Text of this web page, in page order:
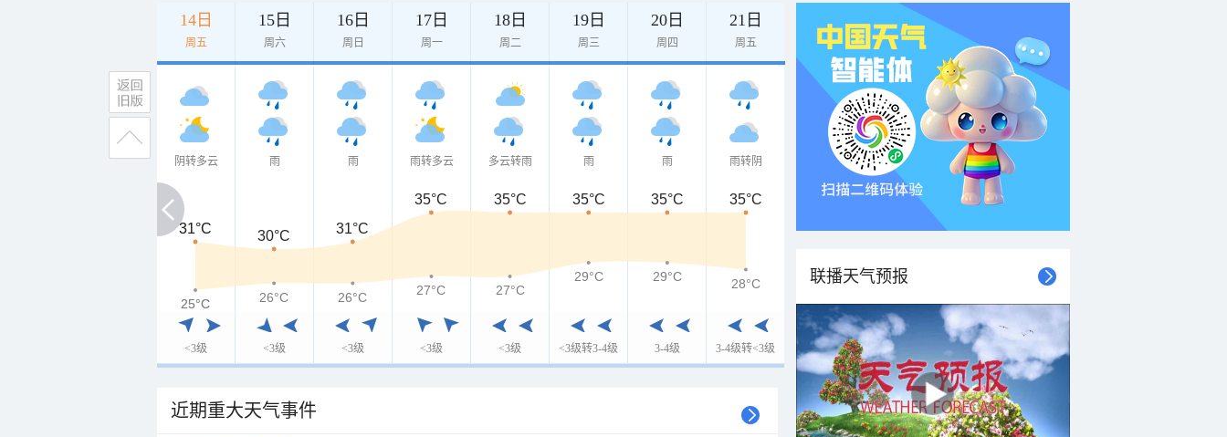
14日
周五
15日
周六
16日
周日
17日
周一
18日
周二
19日
周三
20日
周四
21日
周五
阴转多云
<3级
雨
<3级
雨
<3级
雨转多云
<3级
多云转雨
<3级
雨
<3级转3-4级
雨
3-4级
雨转阴
3-4级转<3级
31°C
31°C 30°C 31°C
35°C 35°C 35°C 35°C 35°C
25°C
25°C 26°C 26°C 27°C 27°C
29°C 29°C 28°C
近期重大天气事件
联播天气预报